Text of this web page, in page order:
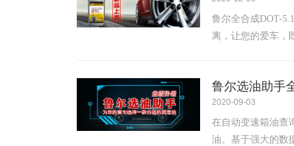
鲁尔全合成DOT-
离，让您的爱车，
鲁尔选油助手
2020-09-03
在自动变速箱油查
油。基于强大的数